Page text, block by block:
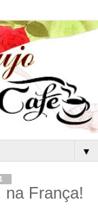
▼
na França!